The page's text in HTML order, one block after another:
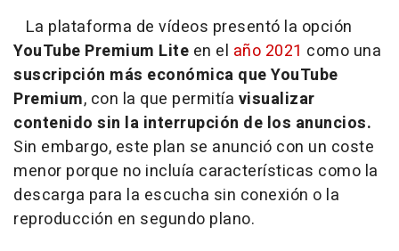
La plataforma de vídeos presentó la opción
YouTube Premium Lite en el año 2021 como una
suscripción más económica que YouTube
Premium, con la que permitía visualizar
contenido sin la interrupción de los anuncios.
Sin embargo, este plan se anunció con un coste
menor porque no incluía características como la
descarga para la escucha sin conexión o la
reproducción en segundo plano.